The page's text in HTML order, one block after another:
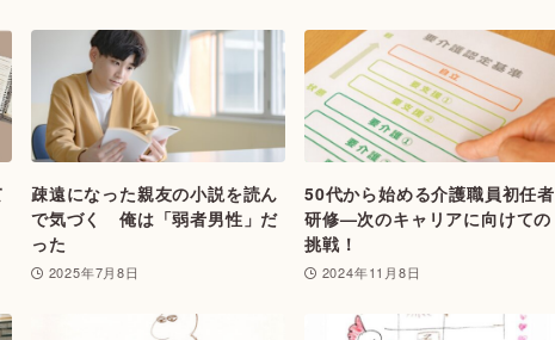
疎遠になった親友の小説を読ん
で気づく 俺は「弱者男性」だ
った
2025年7月8日
50代から始める介護職員初任者
研修—次のキャリアに向けての
挑戦！
2024年11月8日